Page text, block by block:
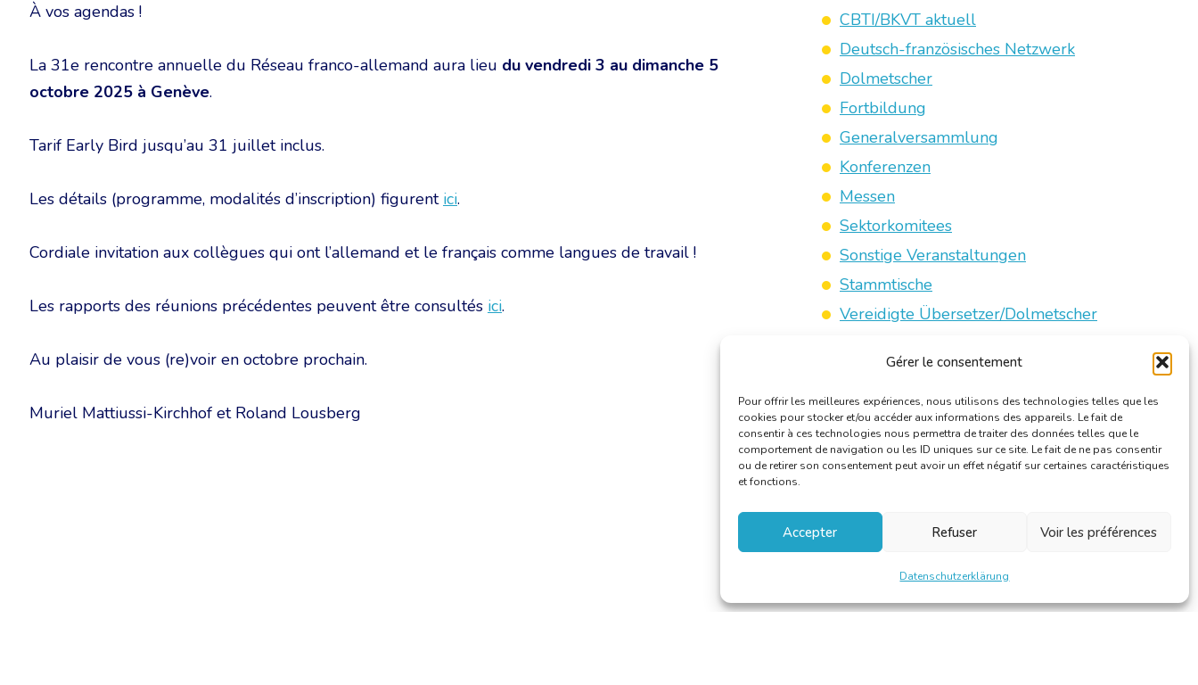
Gérer le consentement
Pour offrir les meilleures expériences, nous utilisons des technologies telles que les
cookies pour stocker et/ou accéder aux informations des appareils. Le fait de
consentir à ces technologies nous permettra de traiter des données telles que le
comportement de navigation ou les ID uniques sur ce site. Le fait de ne pas consentir
ou de retirer son consentement peut avoir un effet négatif sur certaines caractéristiques
et fonctions.
Accepter Refuser Voir les préférences
Datenschutzerklärung
À vos agendas !
La 31e rencontre annuelle du Réseau franco-allemand aura lieu du vendredi 3 au dimanche 5
octobre 2025 à Genève.
Tarif Early Bird jusqu’au 31 juillet inclus.
Les détails (programme, modalités d’inscription) figurent ici.
Cordiale invitation aux collègues qui ont l’allemand et le français comme langues de travail !
Les rapports des réunions précédentes peuvent être consultés ici.
Au plaisir de vous (re)voir en octobre prochain.
Muriel Mattiussi-Kirchhof et Roland Lousberg
CBTI/BKVT aktuell
Deutsch-französisches Netzwerk
Dolmetscher
Fortbildung
Generalversammlung
Konferenzen
Messen
Sektorkomitees
Sonstige Veranstaltungen
Stammtische
Vereidigte Übersetzer/Dolmetscher